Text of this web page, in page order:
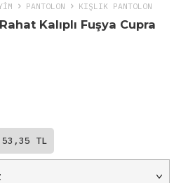
PANTOLON KIŞLIK PANTOLON
Kalıplı Fuşya Cupra
TL